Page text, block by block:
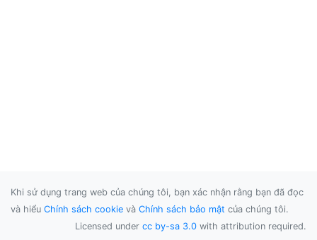
Khi sử dụng trang web của chúng tôi, bạn xác nhận rằng bạn đã đọc
và hiểu Chính sách cookie và Chính sách bảo mật của chúng tôi.
Licensed under cc by-sa 3.0 with attribution required.